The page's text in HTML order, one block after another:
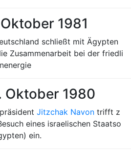
1981
schließt mit Ägypten
Zusammenarbeit bei der friedli
Oktober 1980
Jitzchak Navon trifft z
eines israelischen Staatso
ein.